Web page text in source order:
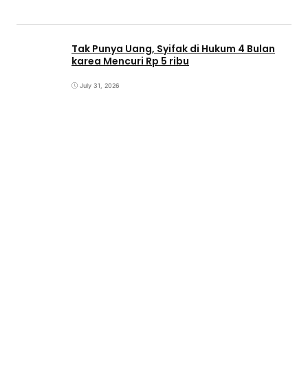
Tak Punya Uang, Syifak di Hukum 4 Bulan
karea Mencuri Rp 5 ribu
July 31, 2026